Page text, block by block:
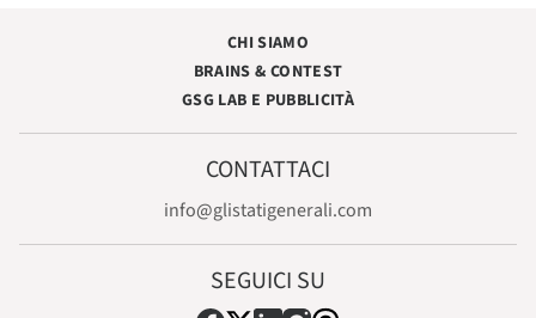
CHI SIAMO
BRAINS & CONTEST
GSG LAB E PUBBLICITÀ
CONTATTACI
info@glistatigenerali.com
SEGUICI SU